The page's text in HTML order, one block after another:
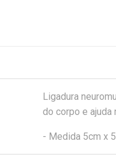
Ligadura
do corpo e ajuda
- Medida 5cm x